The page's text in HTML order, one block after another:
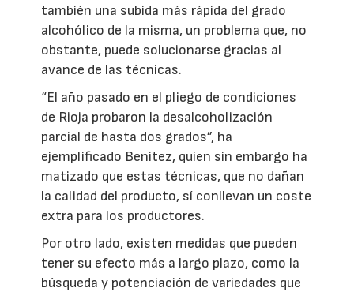
también una subida más rápida del grado
alcohólico de la misma, un problema que, no
obstante, puede solucionarse gracias al
avance de las técnicas.
“El año pasado en el pliego de condiciones
de Rioja probaron la desalcoholización
parcial de hasta dos grados”, ha
ejemplificado Benítez, quien sin embargo ha
matizado que estas técnicas, que no dañan
la calidad del producto, sí conllevan un coste
extra para los productores.
Por otro lado, existen medidas que pueden
tener su efecto más a largo plazo, como la
búsqueda y potenciación de variedades que